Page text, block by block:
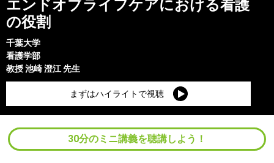
エンドオブライフケアにおける看護
の役割
千葉大学
看護学部
教授池崎 澄江先生
まずはハイライトで視聴
30分のミニ講義を聴講しよう！